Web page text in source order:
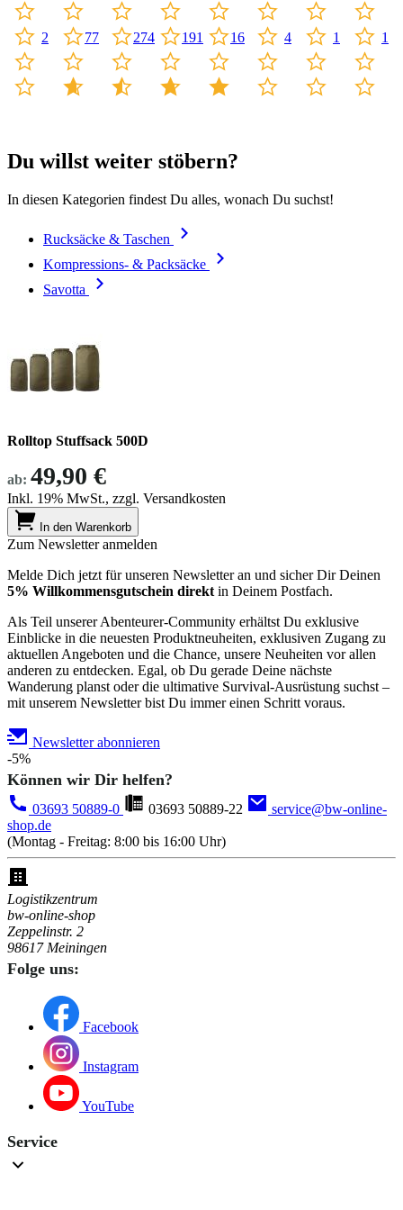
2 77 274 191 16 4 1 1
Du willst weiter stöbern?
In diesen Kategorien findest Du alles, wonach Du suchst!
Rucksäcke & Taschen
Kompressions- & Packsäcke
Savotta
Rolltop Stuffsack 500D
ab: 49,90 €
Inkl. 19% MwSt., zzgl. Versandkosten
In den Warenkorb
Zum Newsletter anmelden
Melde Dich jetzt für unseren Newsletter an und sicher Dir Deinen
5% Willkommensgutschein direkt in Deinem Postfach.
Als Teil unserer Abenteurer-Community erhältst Du exklusive
Einblicke in die neuesten Produktneuheiten, exklusiven Zugang zu
aktuellen Angeboten und die Chance, unsere Neuheiten vor allen
anderen zu entdecken. Egal, ob Du gerade Deine nächste
Wanderung planst oder die ultimative Survival-Ausrüstung suchst –
mit unserem Newsletter bist Du immer einen Schritt voraus.
Newsletter abonnieren
-5%
Können wir Dir helfen?
03693 50889-0 03693 50889-22
service@bw-online-
shop.de
(Montag - Freitag: 8:00 bis 16:00 Uhr)
Logistikzentrum
bw-online-shop
Zeppelinstr. 2
98617 Meiningen
Folge uns:
Facebook
Instagram
YouTube
Service